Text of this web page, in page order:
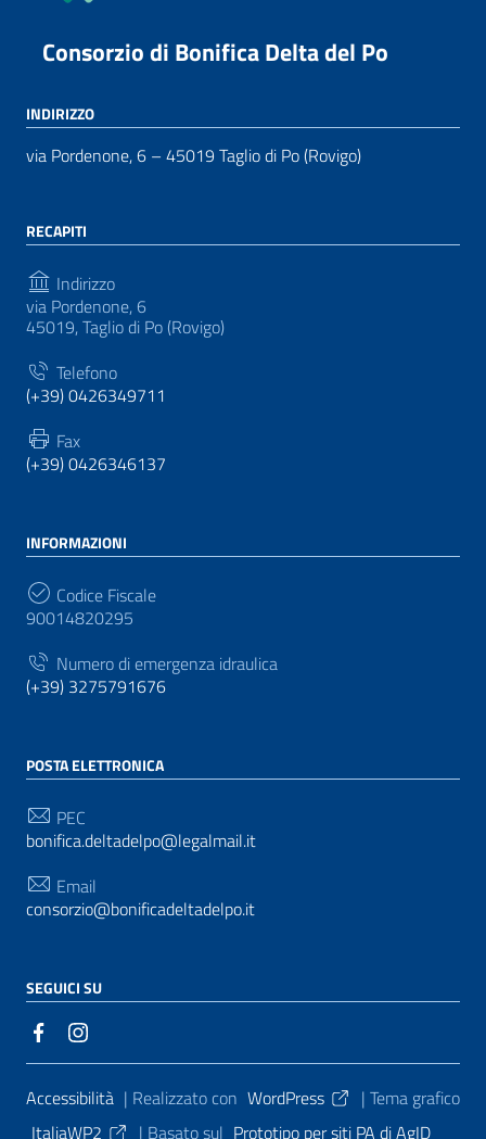
Consorzio di Bonifica Delta del Po
INDIRIZZO
via Pordenone, 6 – 45019 Taglio di Po (Rovigo)
RECAPITI
Indirizzo
via Pordenone, 6
45019, Taglio di Po (Rovigo)
Telefono
(+39) 0426349711
Fax
(+39) 0426346137
INFORMAZIONI
Codice Fiscale
90014820295
Numero di emergenza idraulica
(+39) 3275791676
POSTA ELETTRONICA
PEC
bonifica.deltadelpo@legalmail.it
Email
consorzio@bonificadeltadelpo.it
SEGUICI SU
Sezione Link Utili
Accessibilità | Realizzato con WordPress | Tema grafico
ItaliaWP2
| Basato sul Prototipo per siti PA di AgID